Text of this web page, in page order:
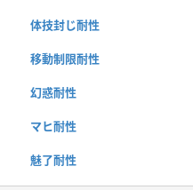
体技封じ耐性
移動制限耐性
幻惑耐性
マヒ耐性
魅了耐性